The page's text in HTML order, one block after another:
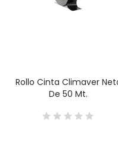
Rollo Cinta Climaver
De 50 Mt.